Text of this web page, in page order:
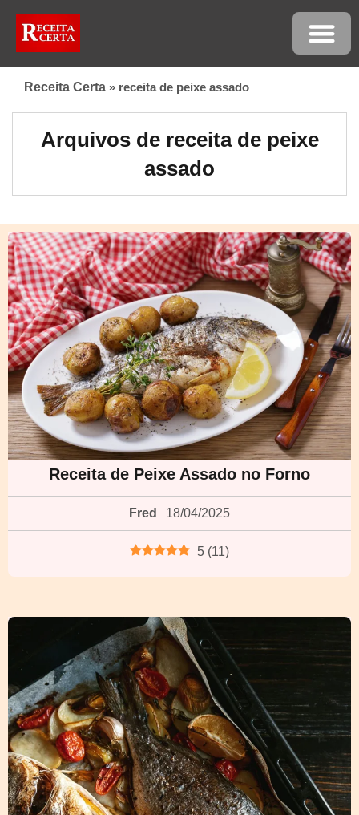
Receita Certa » receita de peixe assado
Arquivos de receita de peixe
assado
Receita de Peixe Assado no Forno
Fred 18/04/2025
5 (11)